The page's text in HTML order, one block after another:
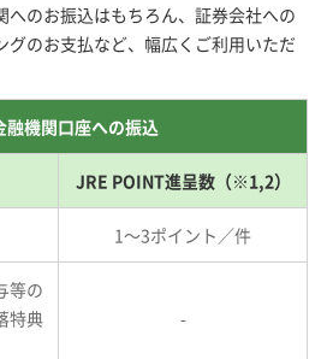
へのお振込はもちろん、証券会社への
グのお支払など、幅広くご利用いただ
融機関口座への振込
JRE POINT進呈数（※1,2）
1～3ポイント／件
等の
特典
-